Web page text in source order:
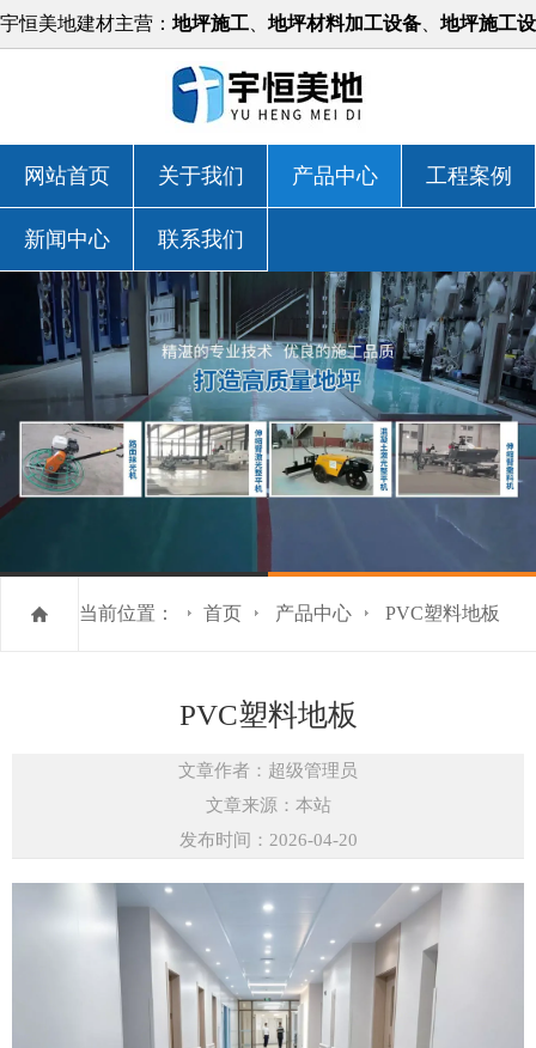
宇恒美地建材主营： 地坪施工 地坪材料加工设备 地坪施工设
备等，价格实惠！
网站首页 关于我们 产品中心 工程案例
新闻中心 联系我们
当前位置： 首页 产品中心 PVC塑料地板
PVC塑料地板
文章作者：超级管理员
文章来源：本站
发布时间：2026-04-20